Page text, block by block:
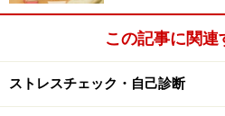
体」を作っていくことが結婚
安心」ばかりを求めて婚活に
か、よく振り返ってみましょう
この記事に関連
ストレスチェック・自己診断